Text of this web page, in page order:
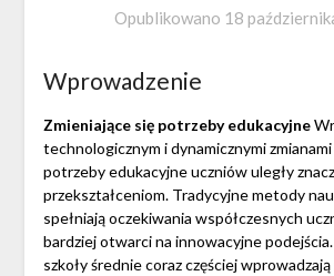
Opublikowano 18
Wprowadzenie
Zmieniające się potrzeby edukacyjne
technologicznym i dynamicznymi zmianami
potrzeby edukacyjne uczniów uległy
przekształceniom. Tradycyjne metody
spełniają oczekiwania współczesnych
bardziej otwarci na innowacyjne
szkoły średnie coraz częściej